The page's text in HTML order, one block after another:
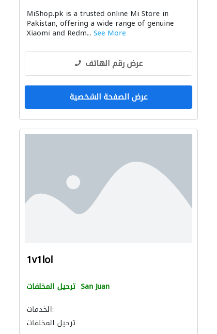
MiShop.pk is a trusted online Mi Store in
Pakistan, offering a wide range of genuine
Xiaomi and Redm... See More
عرض رقم الهاتف
عرض الصفحة الشخصية
1v1lol
ترحيل المخلفات San Juan
الخدمات:
ترحيل المخلفات